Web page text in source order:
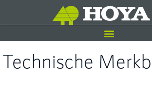
Technische